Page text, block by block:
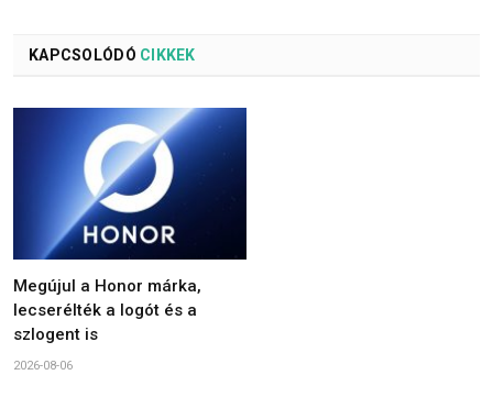
KAPCSOLÓDÓ CIKKEK
Megújul a Honor márka,
lecserélték a logót és a
szlogent is
2026-08-06